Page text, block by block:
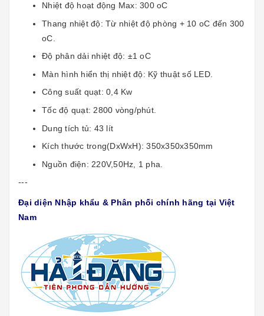
Nhiệt độ hoạt động Max: 300 oC
Thang nhiệt độ: Từ nhiệt độ phòng + 10 oC đến 300
oC.
Độ phân dải nhiệt độ: ±1 oC
Màn hình hiển thị nhiệt độ: Kỹ thuật số LED.
Công suất quạt: 0,4 Kw
Tốc độ quạt: 2800 vòng/phút.
Dung tích tủ: 43 lít
Kích thước trong(DxWxH): 350x350x350mm
Nguồn điện: 220V,50Hz, 1 pha.
---
Đại diện Nhập khẩu & Phân phối chính hãng tại Việt
Nam